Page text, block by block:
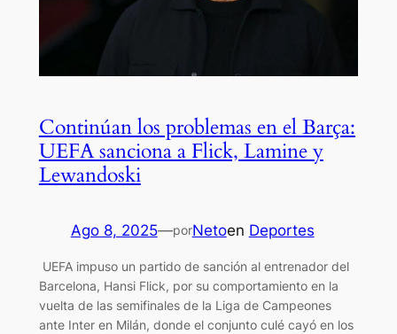
Continúan los problemas en el Barça:
UEFA sanciona a Flick, Lamine y
Lewandoski
Ago 8, 2025—porNetoen Deportes
UEFA impuso un partido de sanción al entrenador del
Barcelona, Hansi Flick, por su comportamiento en la
vuelta de las semifinales de la Liga de Campeones
ante Inter en Milán, donde el conjunto culé cayó en los